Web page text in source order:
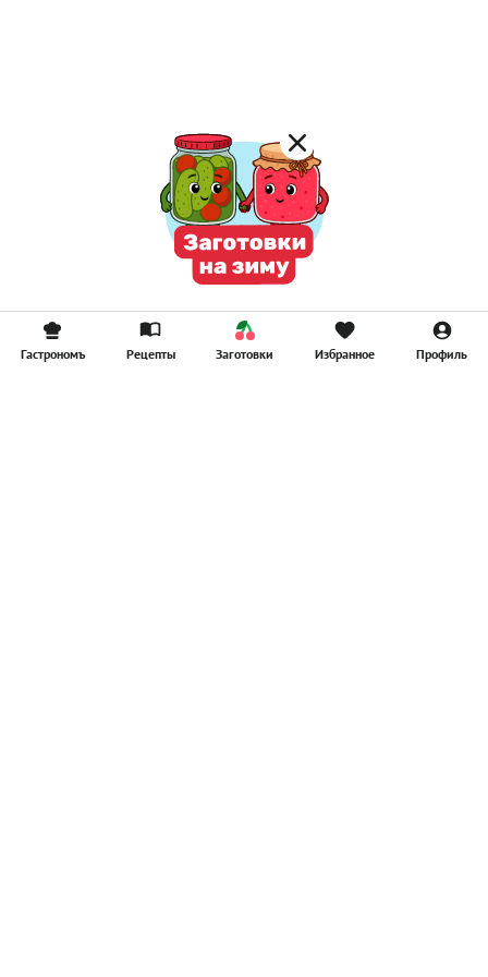
Гастрономъ Рецепты Заготовки Избранное Профиль